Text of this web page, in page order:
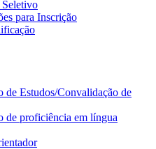
Seletivo
para Inscrição
de Estudos/Convalidação de
de proficiência em língua